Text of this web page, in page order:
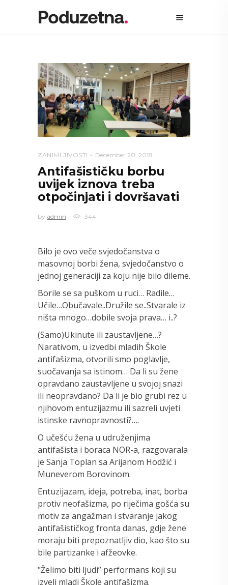
ZANIMLJIVOSTI December 20, 2018
Antifašističku borbu
uvijek iznova treba
otpočinjati i dovršavati
by admin 344
Bilo je ovo veče svjedočanstva o
masovnoj borbi žena, svjedočanstvo o
jednoj generaciji za koju nije bilo dileme.
Borile se sa puškom u ruci… Radile…
Učile…Obučavale..Družile se..Stvarale iz
ništa mnogo…dobile svoja prava… i..?
(Samo)Ukinute ili zaustavljene…?
Narativom, u izvedbi mladih Škole
antifašizma, otvorili smo poglavlje,
suočavanja sa istinom… Da li su žene
opravdano zaustavljene u svojoj snazi
ili neopravdano? Da li je bio grubi rez u
njihovom entuzijazmu ili sazreli uvjeti
istinske ravnopravnosti?….
O učešću žena u udruženjima
antifašista i boraca NOR-a, razgovarala
je Sanja Toplan sa Arijanom Hodžić i
Muneverom Borovinom.
Entuzijazam, ideja, potreba, inat, borba
protiv neofašizma, po riječima gošća su
motiv za angažman i stvaranje jakog
antifašističkog fronta danas, gdje žene
moraju biti prepoznatljiv dio, kao što su
bile partizanke i afžeovke.
"Želimo biti ljudi” performans koji su
izveli mladi Škole antifašizma.